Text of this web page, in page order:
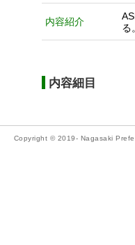
内容紹介
る
内容細目
Copyright © 2019- Nagasaki